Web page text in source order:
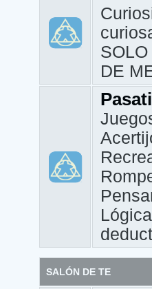
DE
Lógica
SALÓN DE TE